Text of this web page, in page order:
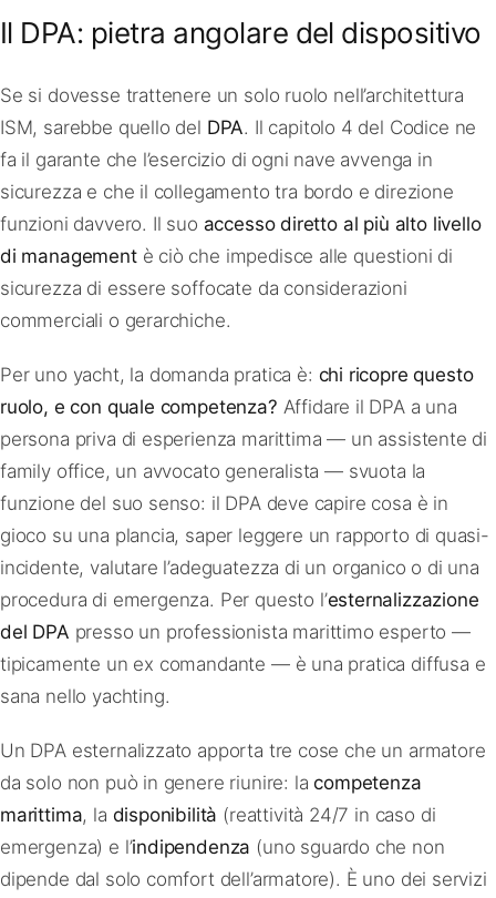
Il DPA: pietra angolare del dispositivo
Se si dovesse trattenere un solo ruolo nell’architettura
ISM, sarebbe quello del DPA. Il capitolo 4 del Codice ne
fa il garante che l’esercizio di ogni nave avvenga in
sicurezza e che il collegamento tra bordo e direzione
funzioni davvero. Il suo accesso diretto al più alto livello
di managementè ciò che impedisce alle questioni di
sicurezza di essere soffocate da considerazioni
commerciali o gerarchiche.
Per uno yacht, la domanda pratica è: chi ricopre questo
ruolo, e con quale competenza? Affidare il DPA a una
persona priva di esperienza marittima — un assistente di
family office, un avvocato generalista — svuota la
funzione del suo senso: il DPA deve capire cosa è in
gioco su una plancia, saper leggere un rapporto di quasi-
incidente, valutare l’adeguatezza di un organico o di una
procedura di emergenza. Per questo l’esternalizzazione
del DPA presso un professionista marittimo esperto —
tipicamente un ex comandante — è una pratica diffusa e
sana nello yachting.
Un DPA esternalizzato apporta tre cose che un armatore
da solo non può in genere riunire: lacompetenza
marittima, la disponibilità (reattività 24/7 in caso di
emergenza) e l’indipendenza (uno sguardo che non
dipende dal solo comfort dell’armatore). È uno dei servizi